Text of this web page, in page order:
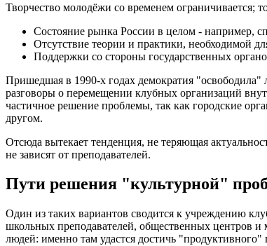
Творчество молодёжи со временем ограничивается;
Состояние рынка России в целом - например,
Отсутствие теории и практики, необходимой
Поддержки со стороны государственных
Пришедшая в 1990-х годах демократия "освободила"
разговоры о перемещении клубных организаций
частичное решение проблемы, так как городские
другом.
Отсюда вытекает тенденция, не теряющая
не зависят от преподавателей.
Пути решения "культурной"
Один из таких вариантов сводится к учреждению
школьных преподавателей, общественных центров
людей: именно там удастся достичь